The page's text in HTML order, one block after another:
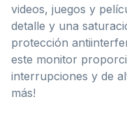
videos, juegos y
detalle y una
protección
este monitor
interrupciones y de
más!